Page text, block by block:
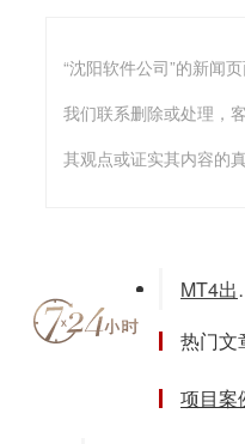
我们联系删除或处理，
其观点或证实其内容的真
热门文
项目案
MT4